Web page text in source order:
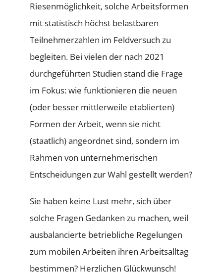
Riesenmöglichkeit, solche Arbeitsformen
mit statistisch höchst belastbaren
Teilnehmerzahlen im Feldversuch zu
begleiten. Bei vielen der nach 2021
durchgeführten Studien stand die Frage
im Fokus: wie funktionieren die neuen
(oder besser mittlerweile etablierten)
Formen der Arbeit, wenn sie nicht
(staatlich) angeordnet sind, sondern im
Rahmen von unternehmerischen
Entscheidungen zur Wahl gestellt werden?
Sie haben keine Lust mehr, sich über
solche Fragen Gedanken zu machen, weil
ausbalancierte betriebliche Regelungen
zum mobilen Arbeiten ihren Arbeitsalltag
bestimmen? Herzlichen Glückwunsch!